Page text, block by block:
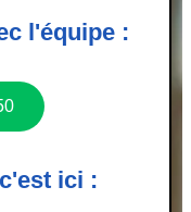
l'équipe :
ici :